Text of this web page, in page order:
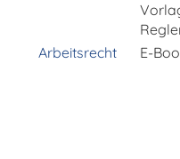
Arbeitsrecht
E-